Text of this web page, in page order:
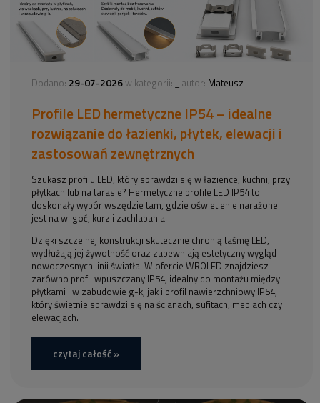
Dodano: 29-07-2026 w kategorii: - autor: Mateusz
Profile LED hermetyczne IP54 – idealne
rozwiązanie do łazienki, płytek, elewacji i
zastosowań zewnętrznych
Szukasz profilu LED, który sprawdzi się w łazience, kuchni, przy
płytkach lub na tarasie? Hermetyczne profile LED IP54 to
doskonały wybór wszędzie tam, gdzie oświetlenie narażone
jest na wilgoć, kurz i zachlapania.
Dzięki szczelnej konstrukcji skutecznie chronią taśmę LED,
wydłużają jej żywotność oraz zapewniają estetyczny wygląd
nowoczesnych linii światła. W ofercie WROLED znajdziesz
zarówno profil wpuszczany IP54, idealny do montażu między
płytkami i w zabudowie g-k, jak i profil nawierzchniowy IP54,
który świetnie sprawdzi się na ścianach, sufitach, meblach czy
elewacjach.
czytaj całość »